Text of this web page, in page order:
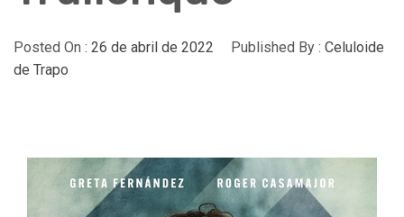
Posted On : 26 de abril de 2022 Published By : Celuloide
de Trapo